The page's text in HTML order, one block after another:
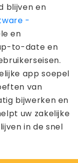
blijven en
-
en
to-date en
app soepel
van
bijwerken en
uw ​​zakelijke
in de snel